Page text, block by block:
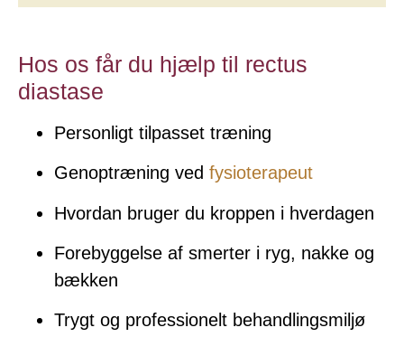
Hos os får du hjælp til rectus
diastase
Personligt tilpasset træning
Genoptræning ved fysioterapeut
Hvordan bruger du kroppen i hverdagen
Forebyggelse af smerter i ryg, nakke og
bækken
Trygt og professionelt behandlingsmiljø